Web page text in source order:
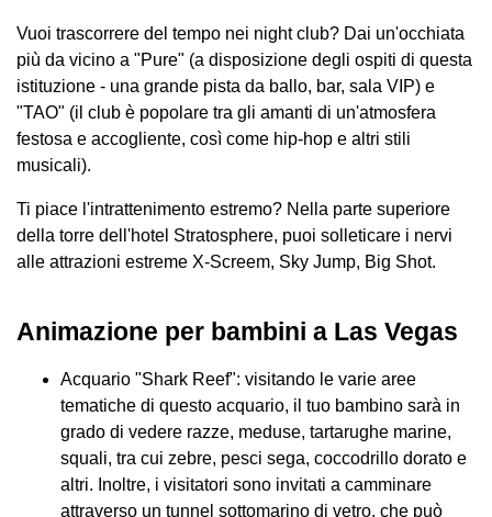
Vuoi trascorrere del tempo nei night club? Dai un'occhiata
più da vicino a "Pure" (a disposizione degli ospiti di questa
istituzione - una grande pista da ballo, bar, sala VIP) e
"TAO" (il club è popolare tra gli amanti di un'atmosfera
festosa e accogliente, così come hip-hop e altri stili
musicali).
Ti piace l'intrattenimento estremo? Nella parte superiore
della torre dell'hotel Stratosphere, puoi solleticare i nervi
alle attrazioni estreme X-Screem, Sky Jump, Big Shot.
Animazione per bambini a Las Vegas
Acquario "Shark Reef": visitando le varie aree
tematiche di questo acquario, il tuo bambino sarà in
grado di vedere razze, meduse, tartarughe marine,
squali, tra cui zebre, pesci sega, coccodrillo dorato e
altri. Inoltre, i visitatori sono invitati a camminare
attraverso un tunnel sottomarino di vetro, che può